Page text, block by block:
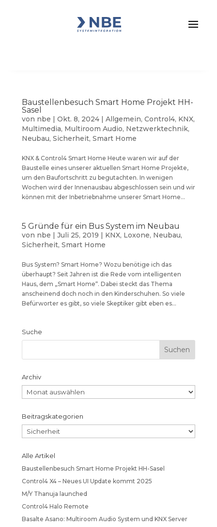
Baustellenbesuch Smart Home Projekt HH-
Sasel
von nbe | Okt. 8, 2024| Allgemein, Control4, KNX,
Multimedia, Multiroom Audio, Netzwerktechnik,
Neubau, Sicherheit, Smart Home
KNX & Control4 Smart Home Heute waren wir auf der
Baustelle eines unserer aktuellen Smart Home Projekte,
um den Baufortschritt zu begutachten. In wenigen
Wochen wird der Innenausbau abgeschlossen sein und wir
können mit der Inbetriebnahme unserer Smart Home...
5 Gründe für ein Bus System im Neubau
von nbe | Juli 25, 2019 | KNX, Loxone, Neubau,
Sicherheit, Smart Home
Bus System? Smart Home? Wozu benötige ich das
überhaupt? Seit Jahren ist die Rede vom intelligenten
Haus, dem „Smart Home“. Dabei steckt das Thema
anscheinend doch noch in den Kinderschuhen. So viele
Befürworter es gibt, so viele Skeptiker gibt eben es...
Suche
Archiv
Archiv
Beitragskategorien
Beitragskategorien
Alle Artikel
Baustellenbesuch Smart Home Projekt HH-Sasel
Control4 X4 – Neues UI Update kommt 2025
M/Y Thanuja launched
Control4 Halo Remote
Basalte Asano: Multiroom Audio System und KNX Server